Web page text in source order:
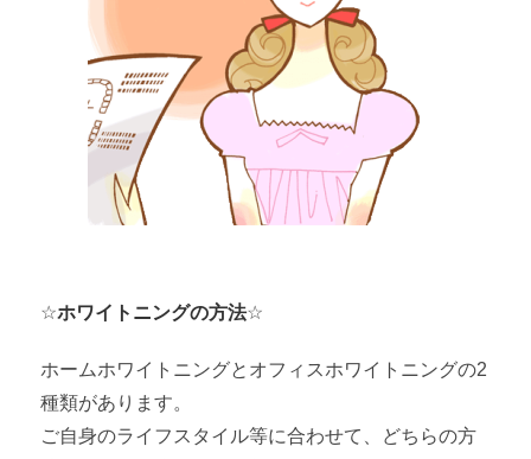
☆ホワイトニングの方法☆
ホームホワイトニングとオフィスホワイトニングの2
種類があります。
ご自身のライフスタイル等に合わせて、どちらの方